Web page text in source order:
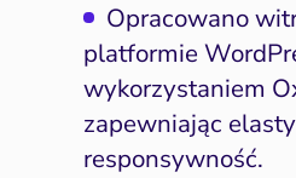
Opracowano
platformie
wykorzystaniem
zapewniając
responsywność.